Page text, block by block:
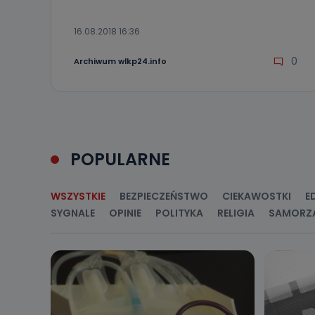
Do
Do czasu
Jakie
16.08.2018 16:36
Archiwum wlkp24.info 0
POPULARNE
WSZYSTKIE BEZPIECZEŃSTWO CIEKAWOSTKI
SYGNALE
OPINIE POLITYKA RELIGIA